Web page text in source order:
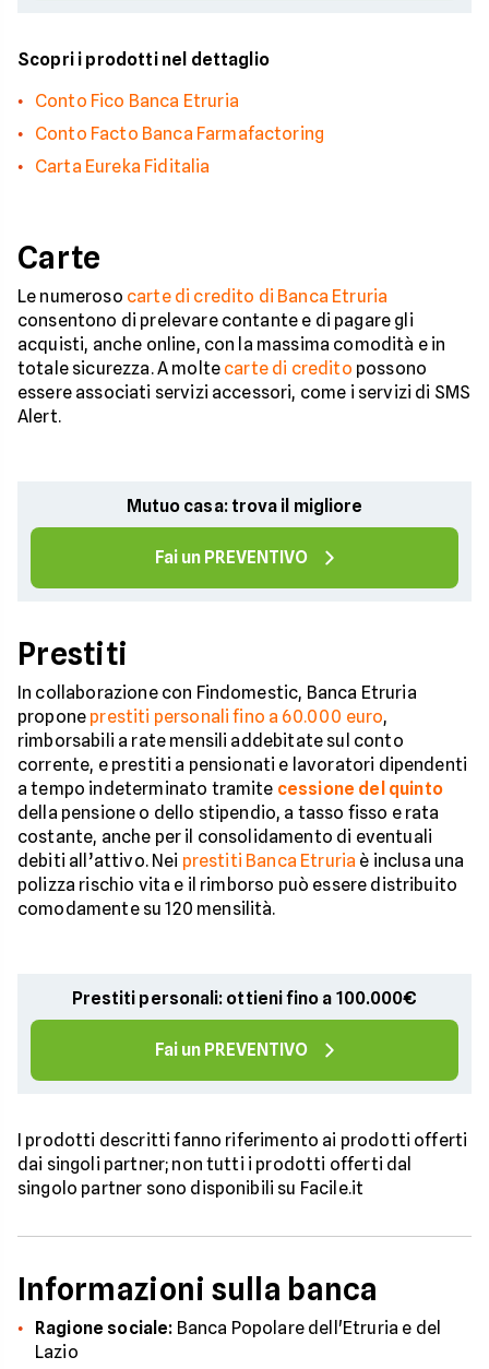
Scopri i prodotti nel dettaglio
Conto Fico Banca Etruria
Conto Facto Banca Farmafactoring
Carta Eureka Fiditalia
Carte
Le numeroso carte di credito di Banca Etruria
consentono di prelevare contante e di pagare gli
acquisti, anche online, con la massima comodità e in
totale sicurezza. A molte carte di credito possono
essere associati servizi accessori, come i servizi di SMS
Alert.
Mutuo casa: trova il migliore
Fai un PREVENTIVO
Prestiti
In collaborazione con Findomestic, Banca Etruria
propone prestiti personali fino a 60.000 euro,
rimborsabili a rate mensili addebitate sul conto
corrente, e prestiti a pensionati e lavoratori dipendenti
a tempo indeterminato tramite cessione del quinto
della pensione o dello stipendio, a tasso fisso e rata
costante, anche per il consolidamento di eventuali
debiti all’attivo. Nei prestiti Banca Etruria è inclusa una
polizza rischio vita e il rimborso può essere distribuito
comodamente su 120 mensilità.
Prestiti personali: ottieni fino a 100.000€
Fai un PREVENTIVO
I prodotti descritti fanno riferimento ai prodotti offerti
dai singoli partner; non tutti i prodotti offerti dal
singolo partner sono disponibili su Facile.it
Informazioni sulla banca
Ragione sociale: Banca Popolare dell'Etruria e del
Lazio